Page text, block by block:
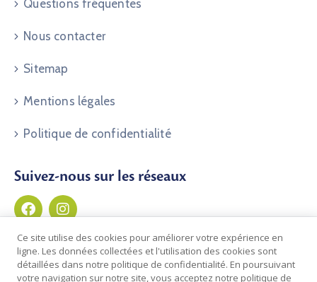
Questions fréquentes
Nous contacter
Sitemap
Mentions légales
Politique de confidentialité
Suivez-nous sur les réseaux
Ce site utilise des cookies pour améliorer votre expérience en
ligne. Les données collectées et l'utilisation des cookies sont
détaillées dans notre politique de confidentialité. En poursuivant
votre navigation sur notre site, vous acceptez notre politique de